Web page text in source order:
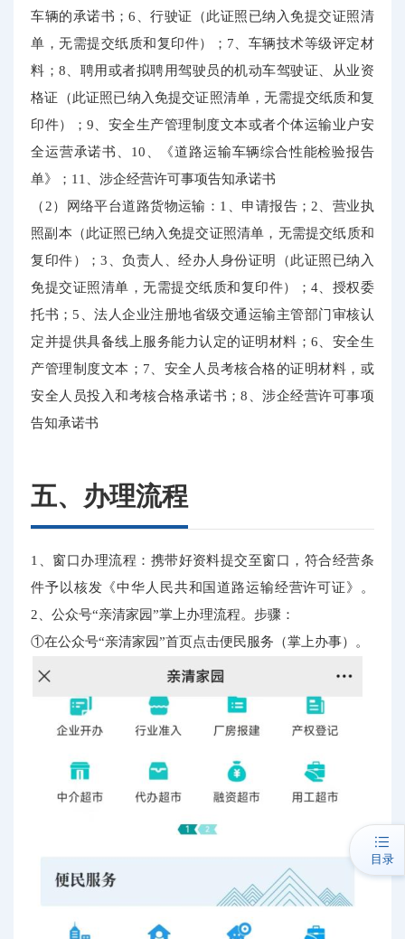
车辆的承诺书；6、行驶证（此证照已纳入免提交证照清
单，无需提交纸质和复印件）；7、车辆技术等级评定材
料；8、聘用或者拟聘用驾驶员的机动车驾驶证、从业资
格证（此证照已纳入免提交证照清单，无需提交纸质和复
印件）；9、安全生产管理制度文本或者个体运输业户安
全运营承诺书、10、《道路运输车辆综合性能检验报告
单》；11、涉企经营许可事项告知承诺书
（2）网络平台道路货物运输：1、申请报告；2、营业执
照副本（此证照已纳入免提交证照清单，无需提交纸质和
复印件）；3、负责人、经办人身份证明（此证照已纳入
免提交证照清单，无需提交纸质和复印件）；4、授权委
托书；5、法人企业注册地省级交通运输主管部门审核认
定并提供具备线上服务能力认定的证明材料；6、安全生
产管理制度文本；7、安全人员考核合格的证明材料，或
安全人员投入和考核合格承诺书；8、涉企经营许可事项
告知承诺书
五、办理流程
1、窗口办理流程：携带好资料提交至窗口，符合经营条
件予以核发《中华人民共和国道路运输经营许可证》。
2、公众号“亲清家园”掌上办理流程。步骤：
①在公众号“亲清家园”首页点击便民服务（掌上办事）。
目录